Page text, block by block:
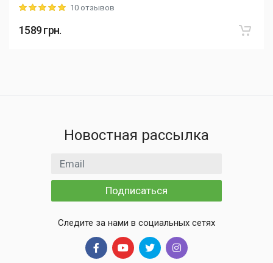
Rating: 5 out of 510 отзывов
1589грн.
Новостная рассылка
Email адрес
Подписаться
Следите за нами в социальных сетях